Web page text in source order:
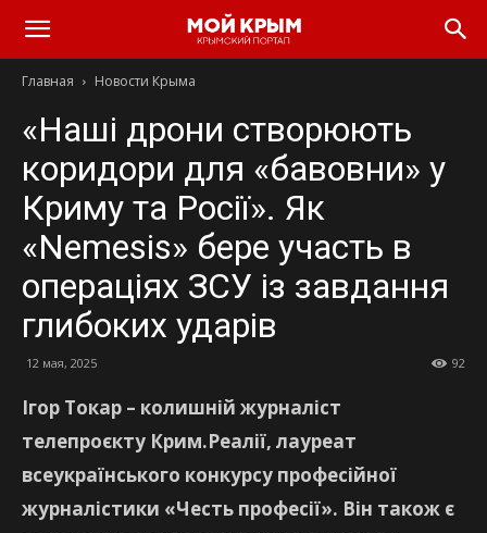
Главная Новости Крыма
«Наші дрони створюють
коридори для «бавовни» у
Криму та Росії». Як
«Nemesis» бере участь в
операціях ЗСУ із завдання
глибоких ударів
12 мая, 2025 92
Ігор Токар – колишній журналіст
телепроєкту Крим.Реалії, лауреат
всеукраїнського конкурсу професійної
журналістики «Честь професії». Він також є